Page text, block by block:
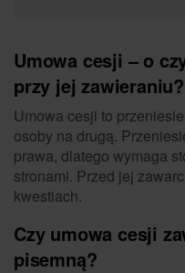
Umowa cesji – o
przy jej zawieraniu?
Umowa cesji to
osoby na drugą.
prawa, dlatego wymaga
stronami. Przed jej
kwestiach.
Czy umowa cesji
pisemną?